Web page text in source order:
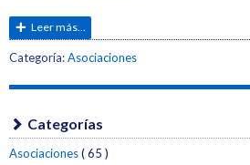
Leer más...
Categoría:Asociaciones
Etiquetas:
Categorías
Asociaciones( 65 )